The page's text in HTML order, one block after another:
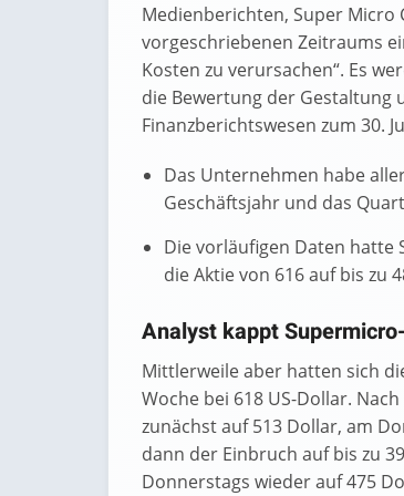
Medienberichten, Super
vorgeschriebenen Zeitraums
Kosten zu verursachen“. Es
die Bewertung der
Finanzberichtswesen zum 30.
Das Unternehmen habe
Geschäftsjahr und das
Die vorläufigen Daten hatte
die Aktie von 616 auf bis zu
Analyst kappt
Mittlerweile aber hatten sich
Woche bei 618 US-Dollar.
zunächst auf 513 Dollar, am
dann der Einbruch auf bis zu
Donnerstags wieder auf 475